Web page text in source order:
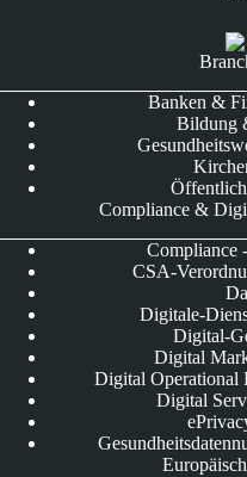
Banken &
Bildung
Compliance &
Compliance
CSA-
Digitale-
Digital-
Digital
Digital Operational
Digital